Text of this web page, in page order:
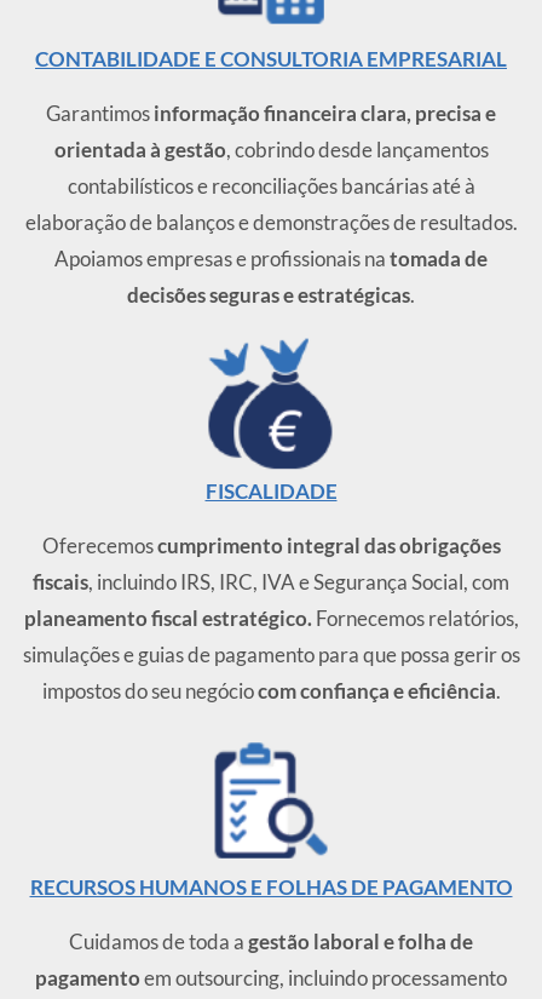
CONTABILIDADE E CONSULTORIA EMPRESARIAL
Garantimosinformação financeira clara, precisa e
orientada à gestão, cobrindo desde lançamentos
contabilísticos e reconciliações bancárias até à
elaboração de balanços e demonstrações de resultados.
Apoiamos empresas e profissionais natomada de
decisões seguras e estratégicas.
FISCALIDADE
Oferecemoscumprimento integral das obrigações
fiscais, incluindo IRS, IRC, IVA e Segurança Social, com
planeamento fiscal estratégico.Fornecemos relatórios,
simulações e guias de pagamento para que possa gerir os
impostos do seu negóciocom confiança e eficiência.
RECURSOS HUMANOS E FOLHAS DE PAGAMENTO
Cuidamos de toda agestão laboral e folha de
pagamentoem outsourcing, incluindo processamento